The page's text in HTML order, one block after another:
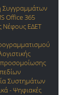
Συγγραμμάτων
Office 365
Νέφους ΕΔΕΤ
προσομοίωσης
Συστημάτων
- Ψηφιακές